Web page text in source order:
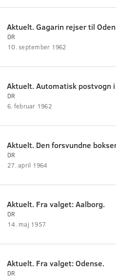
Aktuelt. Gagarin rejser til
DR
10. september 1962
Aktuelt. Automatisk postvogn i
DR
6. februar 1962
DR
27. april 1964
Aktuelt. Fra valget: Aalborg.
DR
14. maj 1957
Aktuelt. Fra valget: Odense.
DR